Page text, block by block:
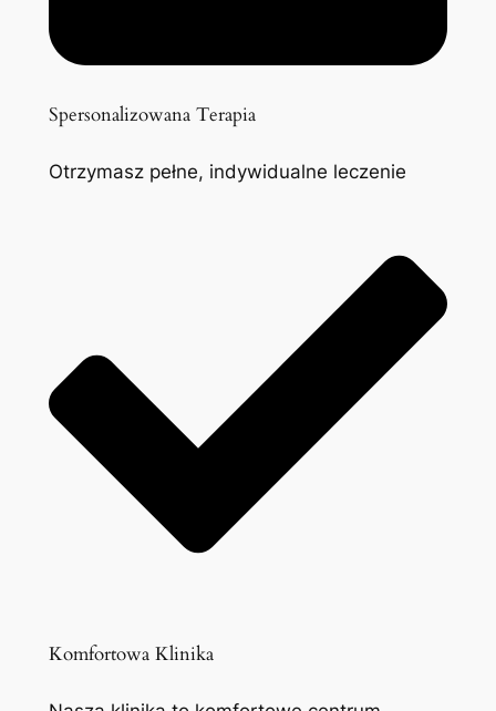
Spersonalizowana Terapia
Otrzymasz pełne, indywidualne leczenie
Komfortowa Klinika